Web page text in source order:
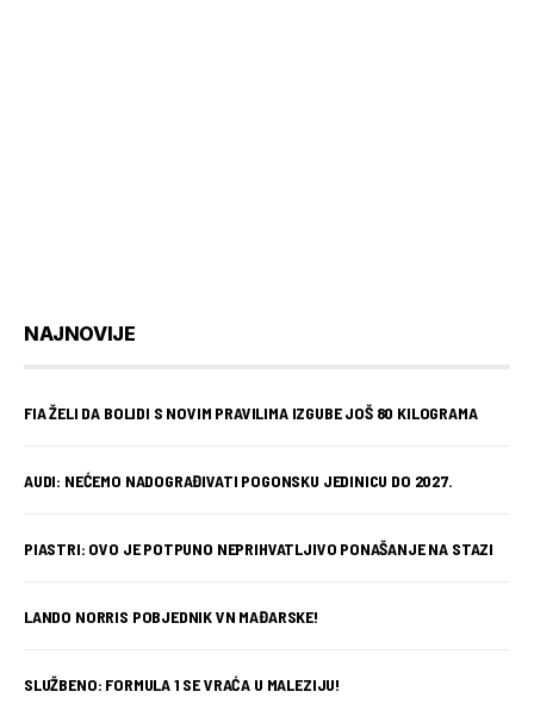
NAJNOVIJE
FIA ŽELI DA BOLIDI S NOVIM PRAVILIMA IZGUBE JOŠ 80 KILOGRAMA
AUDI: NEĆEMO NADOGRAĐIVATI POGONSKU JEDINICU DO 2027.
PIASTRI: OVO JE POTPUNO NEPRIHVATLJIVO PONAŠANJE NA STAZI
LANDO NORRIS POBJEDNIK VN MAĐARSKE!
SLUŽBENO: FORMULA 1 SE VRAĆA U MALEZIJU!